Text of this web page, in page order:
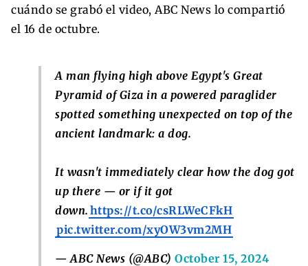
cuándo se grabó el video, ABC News lo compartió
el 16 de octubre.
A man flying high above Egypt's Great
Pyramid of Giza in a powered paraglider
spotted something unexpected on top of the
ancient landmark: a dog.
It wasn't immediately clear how the dog got
up there — or if it got
down. https://t.co/csRLWeCFkH
pic.twitter.com/xyOW3vm2MH
— ABC News (@ABC) October 15, 2024